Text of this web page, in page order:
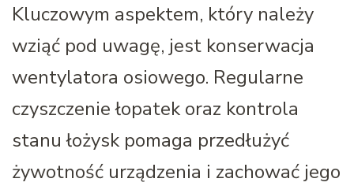
Kluczowym aspektem, który należy
wziąć pod uwagę, jest konserwacja
wentylatora osiowego. Regularne
czyszczenie łopatek oraz kontrola
stanu łożysk pomaga przedłużyć
żywotność urządzenia i zachować jego